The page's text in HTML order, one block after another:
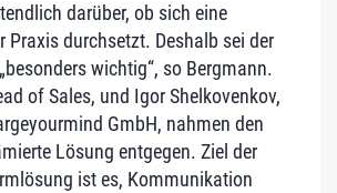
darüber, ob sich eine
Praxis durchsetzt. Deshalb sei der
wichtig“, so Bergmann.
of Sales, und Igor Shelkovenkov,
GmbH, nahmen den
Lösung entgegen. Ziel der
ist es, Kommunikation